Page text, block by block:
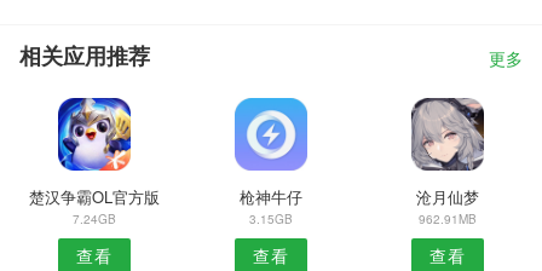
相关应用推荐 更多
楚汉争霸OL官方版
7.24GB
查看
枪神牛仔
3.15GB
查看
沧月仙梦
962.91MB
查看